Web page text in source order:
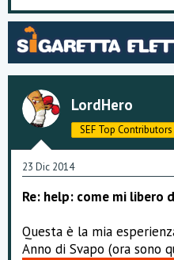
LordHero
SEF Top Contributors
23 Dic 2014
Re: help: come mi libero
Questa è la mia
Anno di Svapo (ora sono